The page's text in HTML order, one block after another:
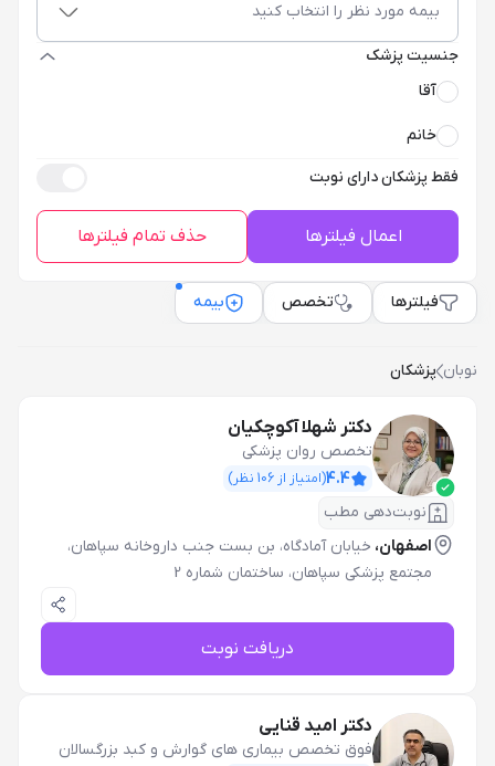
بیمه مورد نظر را انتخاب کنید
جنسیت پزشک
آقا
خانم
فقط پزشکان دارای نوبت
اعمال فیلترها حذف تمام فیلترها
فیلترها تخصص بیمه
نوبان پزشکان
دکتر شهلا آکوچکیان
تخصص روان پزشکی
4.4(امتیاز از 106 نظر)
نوبت‌دهی مطب
اصفهان، خیابان آمادگاه، بن بست جنب داروخانه سپاهان،
مجتمع پزشکی سپاهان، ساختمان شماره 2
دریافت نوبت
دکتر امید قنایی
فوق تخصص بیماری های گوارش و کبد بزرگسالان